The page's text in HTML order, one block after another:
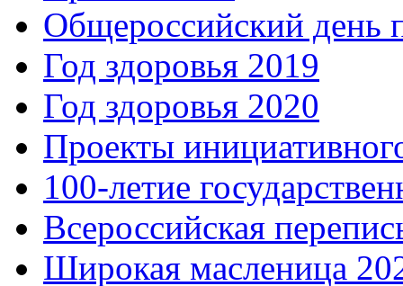
Общероссийский день
Год здоровья 2019
Год здоровья 2020
Проекты
100-летие
Всероссийская
Широкая масленица